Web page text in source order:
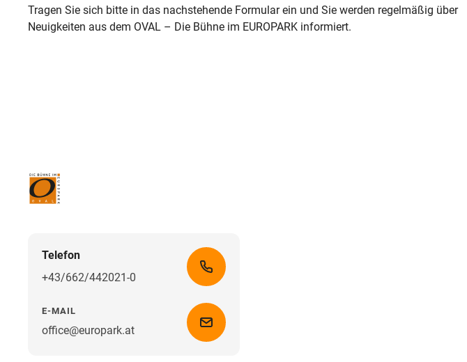
Tragen Sie sich bitte in das nachstehende Formular ein und Sie werden regelmäßig über
Neuigkeiten aus dem OVAL – Die Bühne im EUROPARK informiert.
Telefon
+43/662/442021-0
E-MAIL
office@europark.at